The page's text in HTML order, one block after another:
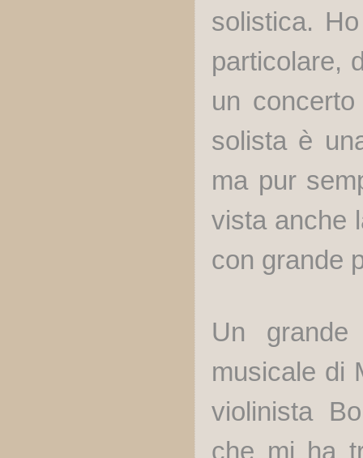
solistica.
particolare,
un
solista è
ma pur
vista anche
con grande
Un
musicale di
violinista
che mi ha